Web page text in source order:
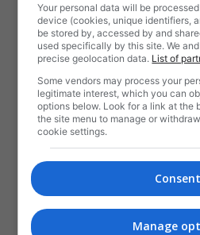
Your personal data will be
device (cookies, unique identifiers,
be stored by, accessed by and
used specifically by this site. We
precise geolocation data. List of
Some vendors may process your
legitimate interest, which you can
options below. Look for a link at the
the site menu to manage or
cookie settings.
Consent
Manage